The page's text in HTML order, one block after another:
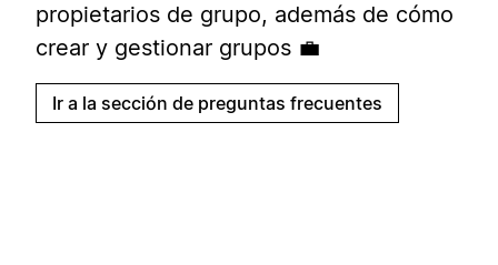
propietarios de grupo, además de cómo
crear y gestionar grupos 💼
Ir a la sección de preguntas frecuentes